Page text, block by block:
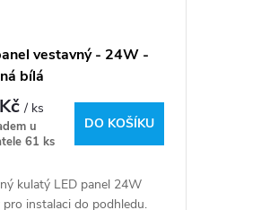
vestavný - 24W -
bílá
/ ks
u
61 ks
DO KOŠÍKU
kulatý LED panel 24W
pro instalaci do podhledu.